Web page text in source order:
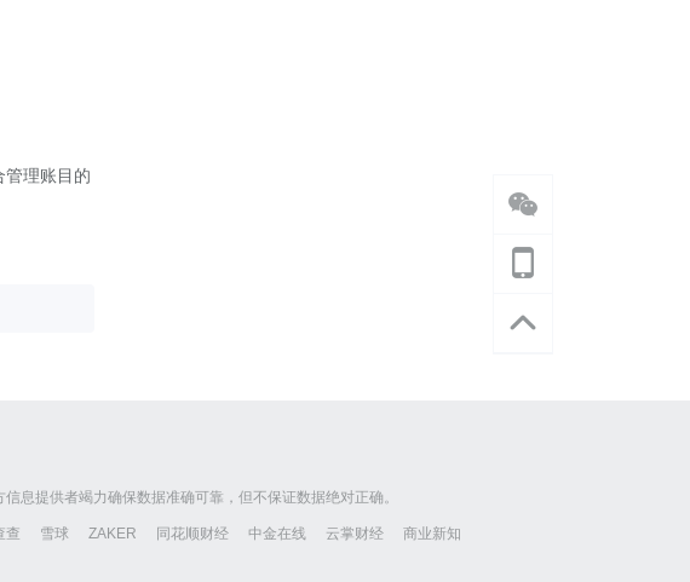
理账目的
息提供者竭力确保数据准确可靠，但不保证数据绝对正确。
查 雪球 ZAKER 同花顺财经 中金在线 云掌财经
商业新知